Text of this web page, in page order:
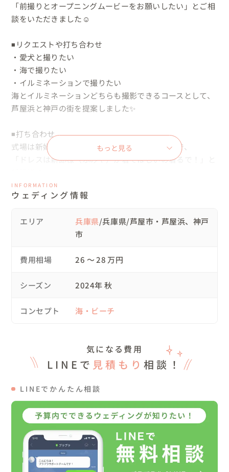
「前撮りとオープニングムービーをお願いしたい」とご相
談をいただきました☺️
◾️リクエストや打ち合わせ
・愛犬と撮りたい
・海で撮りたい
・イルミネーションで撮りたい
海とイルミネーションどちらも撮影できるコースとして、
芦屋浜と神戸の街を提案しました✨
◾️打ち合わせ
式場は新婦様が希望した場所に決められたそうで、
「ドレスは新郎様（ふみや）が着てほしいの着るで！」と
ドレスショップを紹介し、私も一緒に選びに行きました☺️
いくつか試着をしたなかで特に似合っていた、ラメの映え
私も「めっちゃいい！！」と思わず声が漏れました💓
10:00  メイク開始（お支度は私の家で行いました👗）
13:15  撮影スタート(1時間半)
15:00  出発🚗
◾️当日について
郎様😅 最初は緊張してぎこちない表情を見せていまし
た。
一方で全く心配する様子もなく、表情作りがとてもお上手
な新婦様🤣
撮影を始め、中盤にはドレスを着た愛犬（チャコちゃん）
とも一緒に撮影を開始🐶📸
おふたりに向かって走るシーンを撮影しましたが、お利口
もっと見る
INFORMATION
ウェディング情報
エリア 兵庫県/兵庫県/芦屋市・芦屋浜、神戸
市
費用相場 26 〜 28 万円
シーズン 2024年 秋
コンセプト 海・ビーチ
気になる費用
LINEで 見積もり 相談！
LINEでかんたん相談